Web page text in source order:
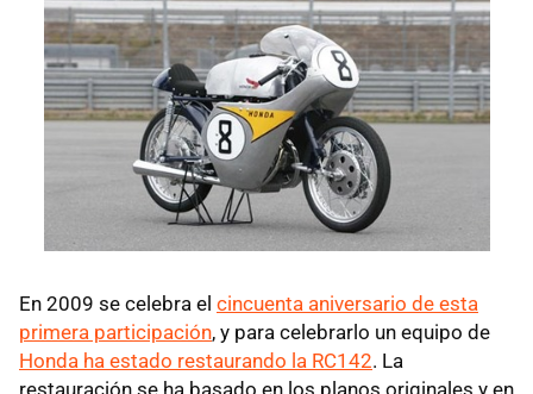
En 2009 se celebra el cincuenta aniversario de esta
primera participación, y para celebrarlo un equipo de
Honda ha estado restaurando la RC142. La
restauración se ha basado en los planos originales y en